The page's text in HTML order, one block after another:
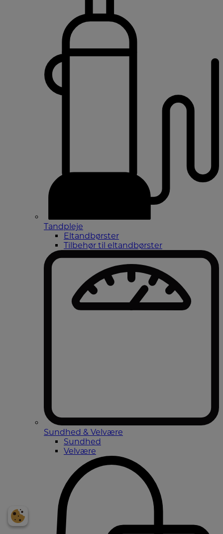
Tandpleje
Eltandbørster
Tilbehør til eltandbørster
Sundhed & Velvære
Sundhed
Velvære